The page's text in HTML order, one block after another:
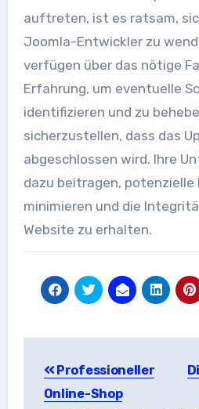
auftreten, ist es ratsam,
Joomla-Entwickler zu
verfügen über das nötige
Erfahrung, um eventuelle
identifizieren und zu
sicherzustellen, dass das
abgeschlossen wird. Ihre
dazu beitragen, potenzielle
minimieren und die
Website zu erhalten.
Professioneller
Online-Shop